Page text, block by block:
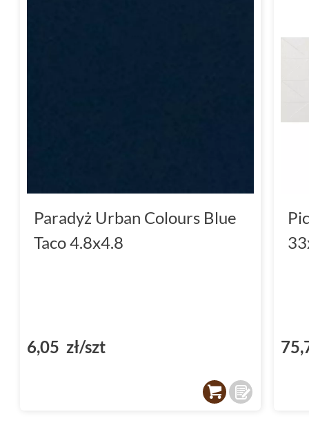
Paradyż Urban Colours Blue
Taco 4.8x4.8
6,05 zł/szt